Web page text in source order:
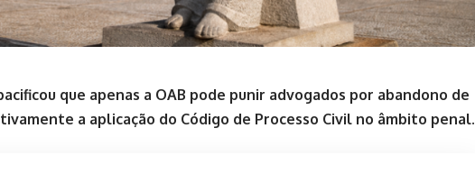
que apenas a OAB pode punir advogados por abandono de
a aplicação do Código de Processo Civil no âmbito penal.